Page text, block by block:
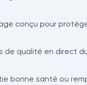
conçu pour
de qualité en direct
bonne santé ou